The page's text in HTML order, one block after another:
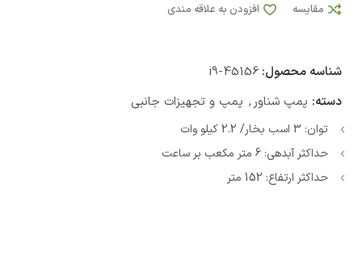
مقایسه افزودن به علاقه مندی
شناسه محصول: i9-45156
دسته: پمپ شناور , پمپ و تجهیزات جانبی
توان: 3 اسب بخار/ 2.2 کیلو وات
حداکثر آبدهی: 6 متر مکعب بر ساعت
حداکثر ارتفاع: 152 متر